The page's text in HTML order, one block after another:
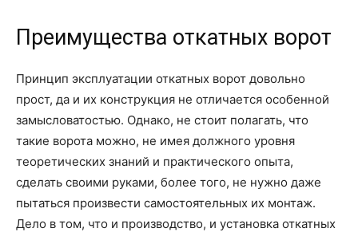
Преимущества откатных ворот
Принцип эксплуатации откатных ворот довольно
прост, да и их конструкция не отличается особенной
замысловатостью. Однако, не стоит полагать, что
такие ворота можно, не имея должного уровня
теоретических знаний и практического опыта,
сделать своими руками, более того, не нужно даже
пытаться произвести самостоятельных их монтаж.
Дело в том, что и производство, и установка откатных